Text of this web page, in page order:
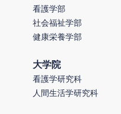
看護学部
社会福祉学部
健康栄養学部
大学院
看護学研究科
人間生活学研究科